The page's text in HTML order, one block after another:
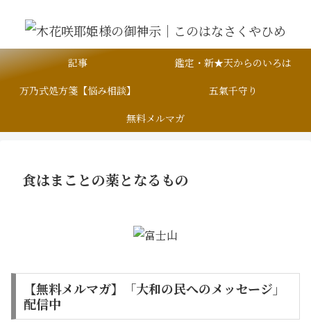
記事
鑑定・新★天からのいろは
万乃式処方箋【悩み相談】
五氣千守り
無料メルマガ
食はまことの薬となるもの
【無料メルマガ】「大和の民へのメッセージ」
配信中